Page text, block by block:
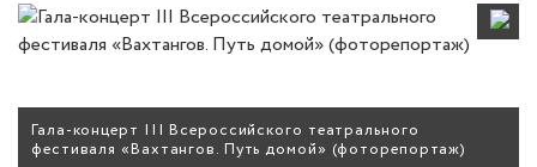
Гала-концерт III Всероссийского театрального
фестиваля «Вахтангов. Путь домой» (фоторепортаж)